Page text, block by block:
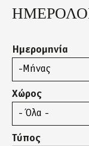
Back
Ημερομηνία
Μήνας
Χώρος
Τύπος